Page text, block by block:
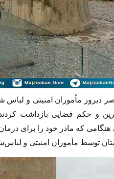
دیروز مأموران امنیتی و
و حکم قضایی بازداشت
که مادر خود را برای
توسط مأموران امنیتی و